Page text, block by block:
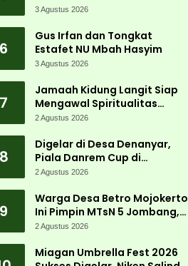
Gelar Pelatihan Aparatur
3 Agustus 2026
6
Gus Irfan dan Tongkat
Estafet NU Mbah Hasyim
3 Agustus 2026
7
Jamaah Kidung Langit Siap
Mengawal Spiritualitas
Muktamar NU
2 Agustus 2026
8
Digelar di Desa Denanyar,
Piala Danrem Cup di
Jombang Fokus Cetak Bibit
2 Agustus 2026
9
Warga Desa Betro Mojokerto
Ini Pimpin MTsN 5 Jombang,
Kembali Mengabdi di
2 Agustus 2026
Miagan Umbrella Fest 2026